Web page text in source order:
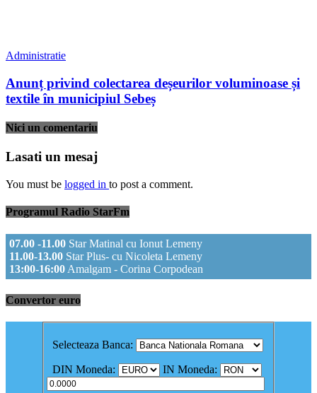
Administratie
Anunț privind colectarea deșeurilor voluminoase și
textile în municipiul Sebeș
Nici un comentariu
Lasati un mesaj
You must be logged in to post a comment.
Programul Radio StarFm
07.00 -11.00 Star Matinal cu Ionut Lemeny
11.00-13.00 Star Plus- cu Nicoleta Lemeny
13:00-16:00 Amalgam - Corina Corpodean
Convertor euro
Selecteaza Banca:
DIN Moneda: IN Moneda: